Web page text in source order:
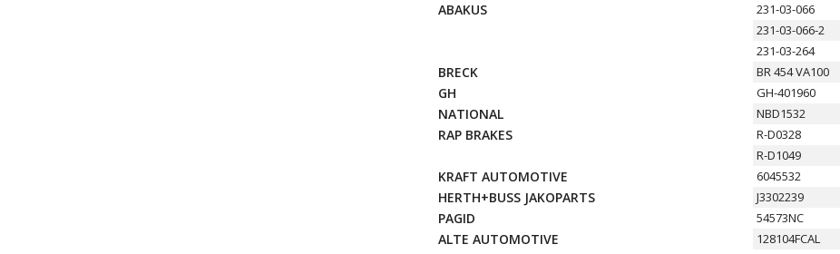
ABAKUS 231-03-066
231-03-066-2
231-03-264
BRECK BR 454 VA100
GH GH-401960
NATIONAL NBD1532
RAP BRAKES R-D0328
R-D1049
KRAFT AUTOMOTIVE 6045532
HERTH+BUSS JAKOPARTS J3302239
PAGID 54573NC
ALTE AUTOMOTIVE 128104FCAL